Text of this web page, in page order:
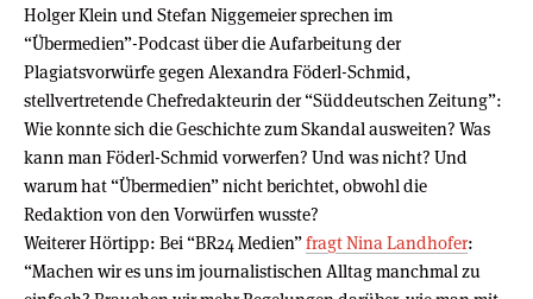
Holger Klein und Stefan Niggemeier sprechen im
“Übermedien”-Podcast über die Aufarbeitung der
Plagiatsvorwürfe gegen Alexandra Föderl-Schmid,
stellvertretende Chefredakteurin der “Süddeutschen Zeitung”:
Wie konnte sich die Geschichte zum Skandal ausweiten? Was
kann man Föderl-Schmid vorwerfen? Und was nicht? Und
warum hat “Übermedien” nicht berichtet, obwohl die
Redaktion von den Vorwürfen wusste?
Weiterer Hörtipp: Bei “BR24 Medien”fragt Nina Landhofer:
“Machen wir es uns im journalistischen Alltag manchmal zu